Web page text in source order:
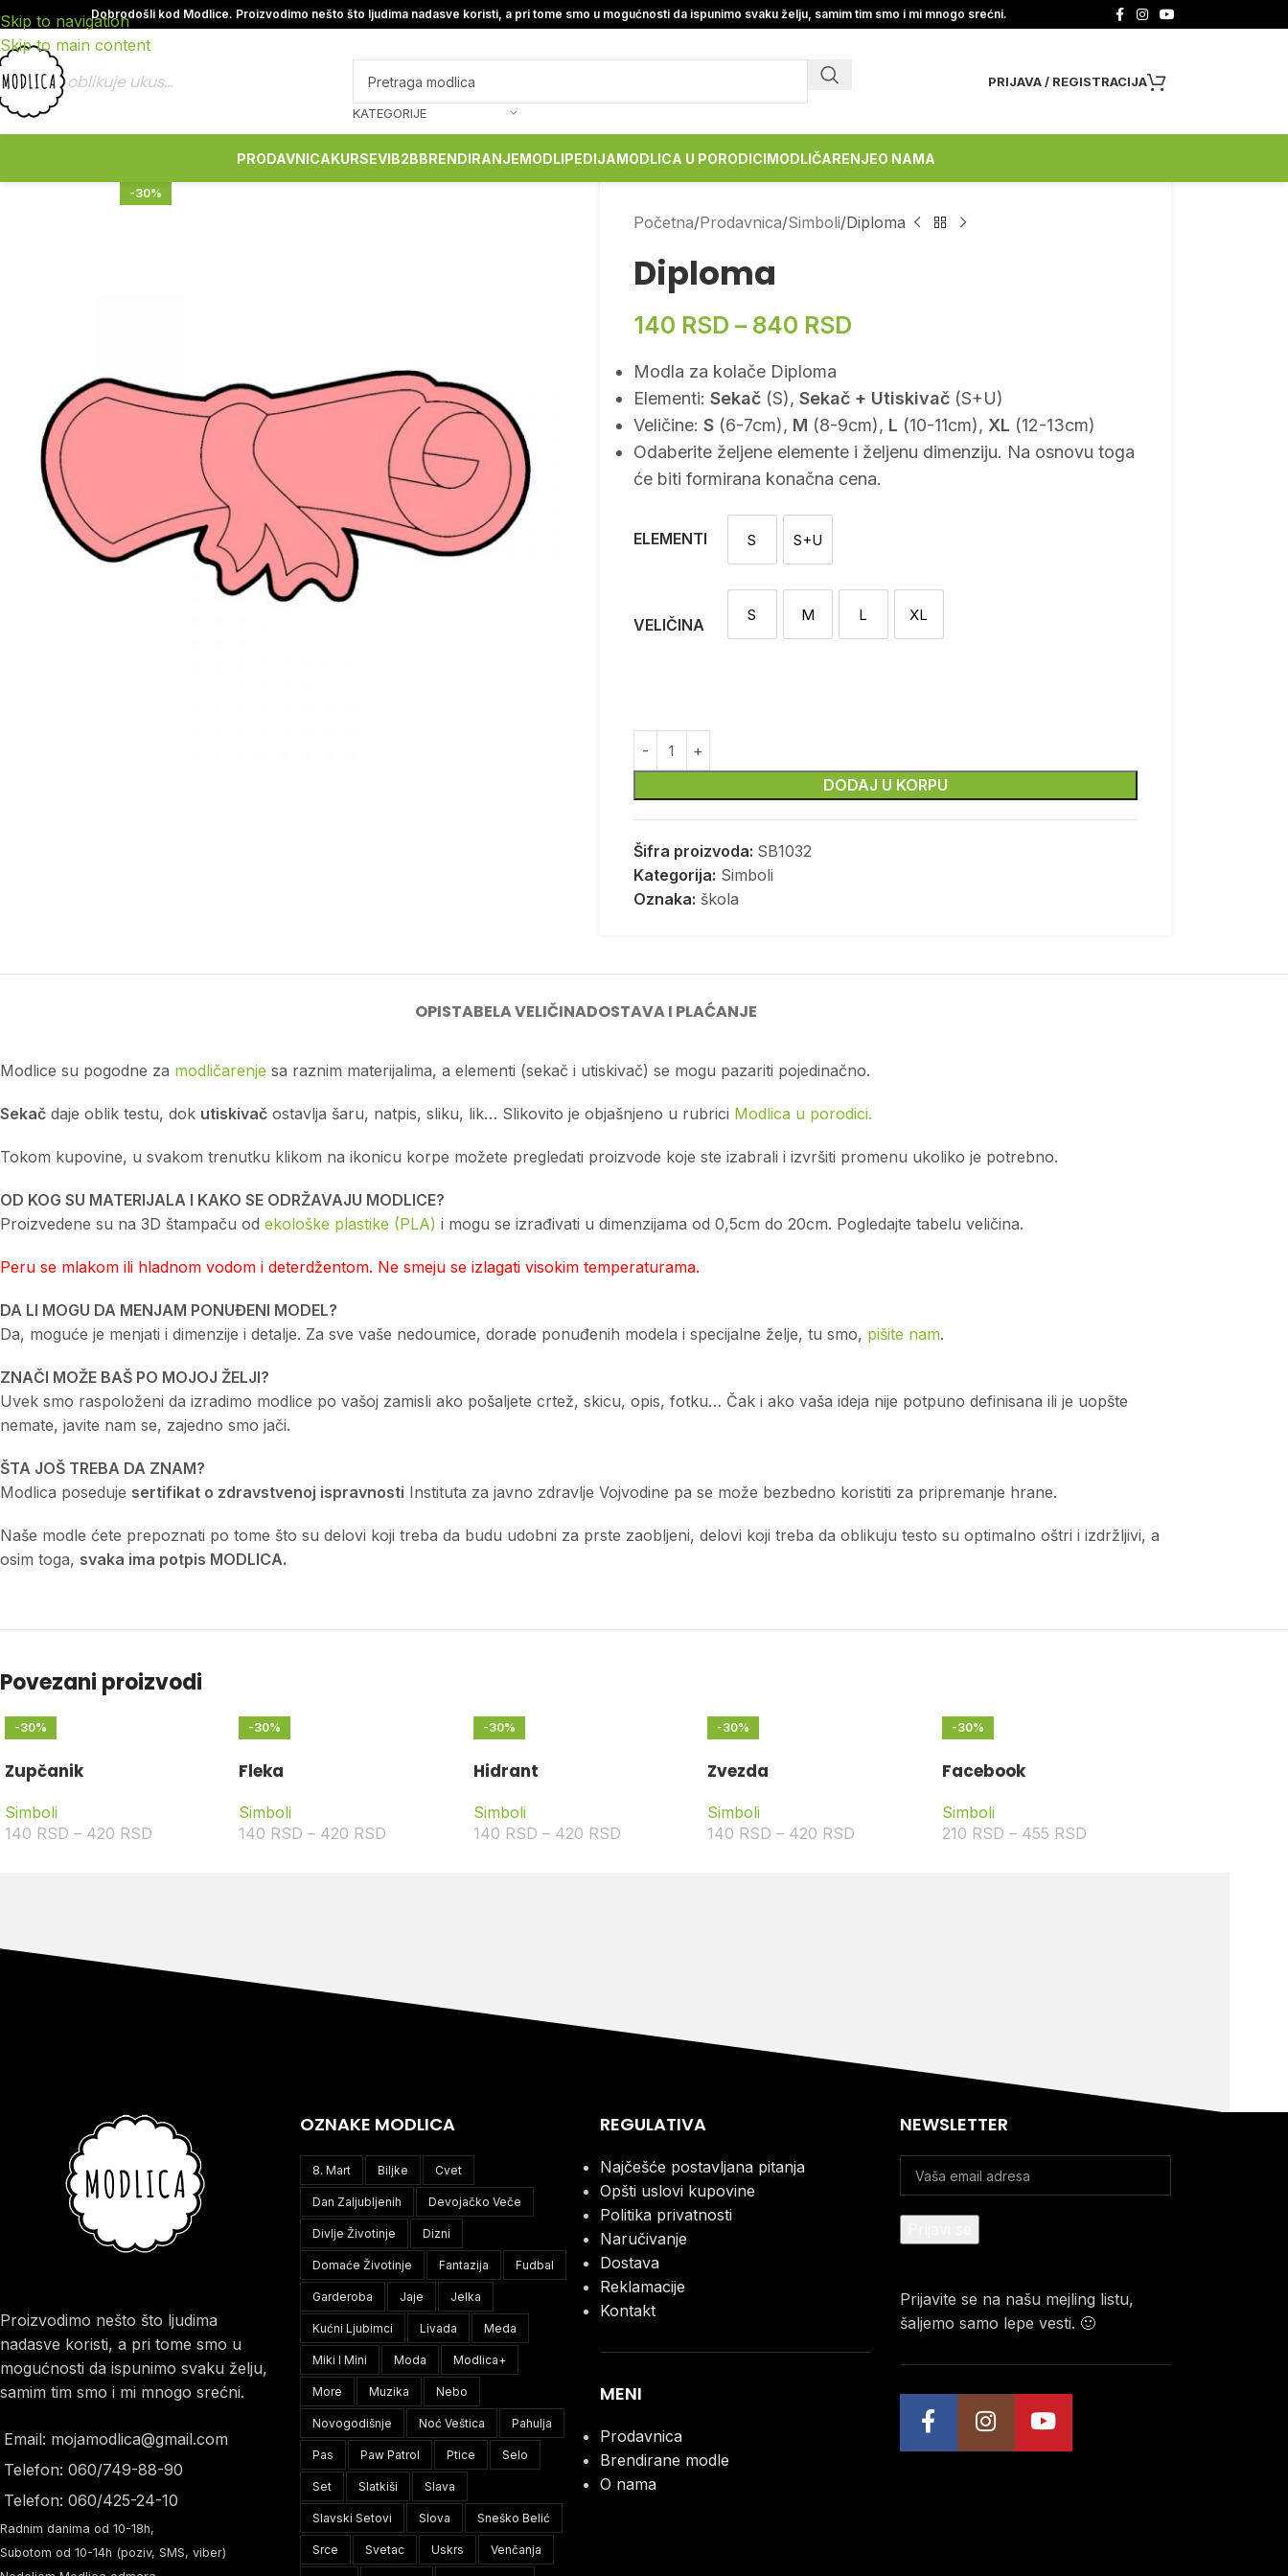
Skip to navigation
Skip to main content
Dobrodošli kod Modlice. Proizvodimo nešto što ljudima nadasve koristi, a pri tome smo u mogućnosti da ispunimo svaku želju, samim tim smo i mi mnogo srećni.
oblikuje ukus...
KATEGORIJE
PRIJAVA / REGISTRACIJA
PRODAVNICAKURSEVIB2BBRENDIRANJEMODLIPEDIJAMODLICA U PORODICIMODLIČARENJEO NAMA
-30%
Početna Prodavnica Simboli Diploma
Diploma
140 RSD – 840 RSD
Modla za kolače Diploma
Elementi: Sekač(S), Sekač + Utiskivač(S+U)
Veličine: S(6-7cm), M (8-9cm), L (10-11cm), XL (12-13cm)
Odaberite željene elemente i željenu dimenziju. Na osnovu toga
će biti formirana konačna cena.
ELEMENTI SSekačS+USekač i utiskivač
VELIČINA
S
S M
M LL XL
XL
DODAJ U KORPU
Šifra proizvoda: SB1032
Kategorija: Simboli
Oznaka: škola
OPISTABELA VELIČINADOSTAVA I PLAĆANJE
Modlice su pogodne za modličarenje sa raznim materijalima, a elementi (sekač i utiskivač) se mogu pazariti pojedinačno.
Sekač daje oblik testu, dok utiskivač ostavlja šaru, natpis, sliku, lik… Slikovito je objašnjeno u rubrici Modlica u porodici.
Tokom kupovine, u svakom trenutku klikom na ikonicu korpe možete pregledati proizvode koje ste izabrali i izvršiti promenu ukoliko je potrebno.
OD KOG SU MATERIJALA I KAKO SE ODRŽAVAJU MODLICE?
Proizvedene su na 3D štampaču od ekološke plastike (PLA) i mogu se izrađivati u dimenzijama od 0,5cm do 20cm. Pogledajte tabelu veličina.
Peru se mlakom ili hladnom vodom i deterdžentom. Ne smeju se izlagati visokim temperaturama.
DA LI MOGU DA MENJAM PONUĐENI MODEL?
Da, moguće je menjati i dimenzije i detalje. Za sve vaše nedoumice, dorade ponuđenih modela i specijalne želje, tu smo, pišite nam.
ZNAČI MOŽE BAŠ PO MOJOJ ŽELJI?
Uvek smo raspoloženi da izradimo modlice po vašoj zamisli ako pošaljete crtež, skicu, opis, fotku… Čak i ako vaša ideja nije potpuno definisana ili je uopšte
nemate, javite nam se, zajedno smo jači.
ŠTA JOŠ TREBA DA ZNAM?
Modlica poseduje sertifikat o zdravstvenoj ispravnosti Instituta za javno zdravlje Vojvodine pa se može bezbedno koristiti za pripremanje hrane.
Naše modle ćete prepoznati po tome što su delovi koji treba da budu udobni za prste zaobljeni, delovi koji treba da oblikuju testo su optimalno oštri i izdržljivi, a
osim toga, svaka ima potpis MODLICA.
Povezani proizvodi
-30%
Zupčanik
Simboli
140 RSD – 420 RSD
-30%
Fleka
Simboli
140 RSD – 420 RSD
-30%
Hidrant
Simboli
140 RSD – 420 RSD
-30%
Zvezda
Simboli
140 RSD – 420 RSD
-30%
Facebook
Simboli
210 RSD – 455 RSD
Proizvodimo nešto što ljudima
nadasve koristi, a pri tome smo u
mogućnosti da ispunimo svaku želju,
samim tim smo i mi mnogo srećni.
Email: mojamodlica@gmail.com
Telefon: 060/749-88-90
Telefon: 060/425-24-10
Radnim danima od 10-18h,
Subotom od 10-14h (poziv, SMS, viber)
OZNAKE MODLICA
8. Mart Biljke Cvet
Dan Zaljubljenih Devojačko Veče
Divlje Životinje Dizni
Domaće Životinje Fantazija Fudbal
Garderoba Jaje Jelka
Kućni Ljubimci Livada Meda
Miki I Mini Moda Modlica+
More Muzika Nebo
Novogodišnje Noć Veštica Pahulja
Pas Paw Patrol Ptice Selo
Set Slatkiši Slava
Slavski Setovi Slova Sneško Belić
Srce Svetac Uskrs Venčanja
REGULATIVA
Najčešće postavljana pitanja
Opšti uslovi kupovine
Politika privatnosti
Naručivanje
Dostava
Reklamacije
Kontakt
MENI
Prodavnica
Brendirane modle
O nama
NEWSLETTER
Prijavite se na našu mejling listu,
šaljemo samo lepe vesti. 🙂